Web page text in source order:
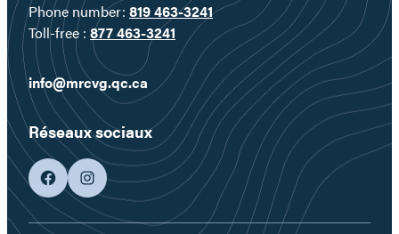
Phone number: 819 463-3241
Toll-free : 877 463-3241
info@mrcvg.qc.ca
Réseaux sociaux
facebookgoogleplus